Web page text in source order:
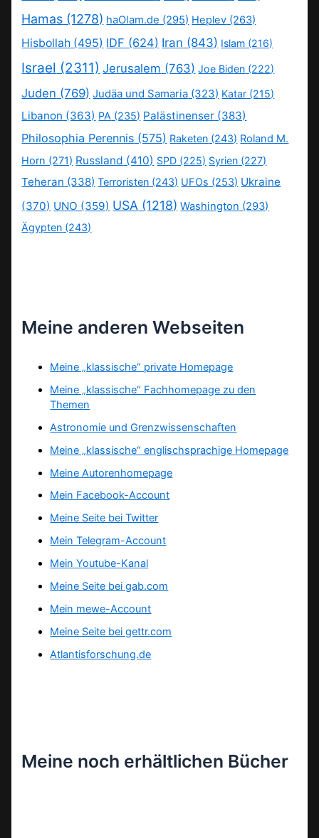
Hamas (1278) haOlam.de (295) Heplev (263)
Hisbollah (495) IDF (624) Iran (843) Islam (216)
Israel (2311) Jerusalem (763) Joe Biden (222)
Juden (769) Judäa und Samaria (323) Katar (215)
Libanon (363) PA (235) Palästinenser (383)
Philosophia Perennis (575) Raketen (243) Roland M.
Horn (271) Russland (410) SPD (225) Syrien (227)
Teheran (338) Terroristen (243) UFOs (253) Ukraine
(370) UNO (359) USA (1218) Washington (293)
Ägypten (243)
Meine anderen Webseiten
Meine „klassische“ private Homepage
Meine „klassische“ Fachhomepage zu den
Themen
Astronomie und Grenzwissenschaften
Meine „klassische“ englischsprachige Homepage
Meine Autorenhomepage
Mein Facebook-Account
Meine Seite bei Twitter
Mein Telegram-Account
Mein Youtube-Kanal
Meine Seite bei gab.com
Mein mewe-Account
Meine Seite bei gettr.com
Atlantisforschung.de
Meine noch erhältlichen Bücher